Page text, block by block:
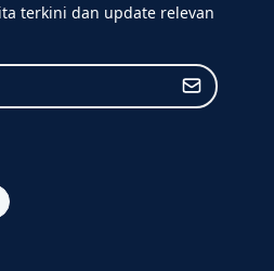
terkini dan update relevan